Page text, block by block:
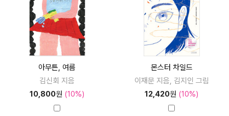
아무튼, 여름
김신회 지음
10,800원 (10%)
몬스터 차일드
이재문 지음, 김지인 그림
12,420원 (10%)